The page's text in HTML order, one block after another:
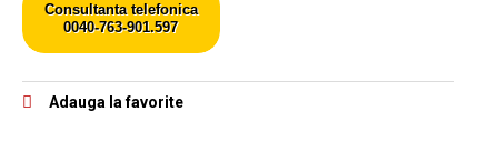
Consultanta telefonica
0040-763-901.597
Adauga la favorite